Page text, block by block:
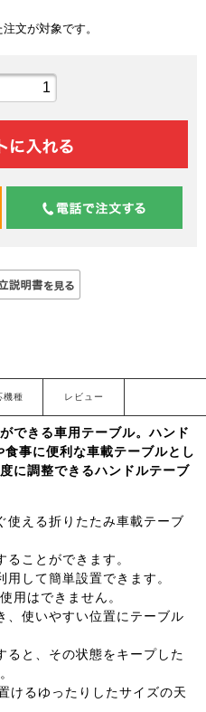
文が対象です。
機種 レビュー
できる車用テーブル。ハンド
事に便利な車載テーブルとし
に調整できるハンドルテーブ
使える折りたたみ車載テーブ
ことができます。
して簡単設置できます。
用はできません。
、使いやすい位置にテーブル
ると、その状態をキープした
けるゆったりしたサイズの天